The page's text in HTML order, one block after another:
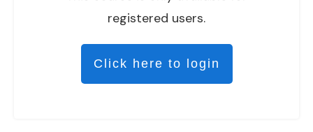
registered users.
Click here to login